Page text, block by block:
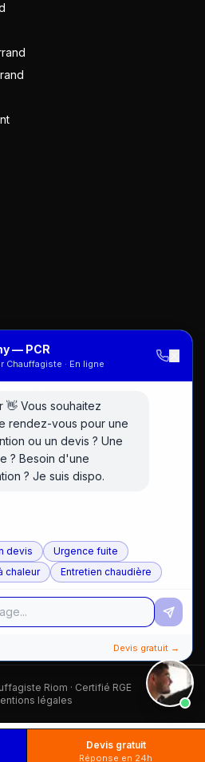
avis)
Riom · Certifié RGE
légales
Devis gratuit
Réponse en 24h
— PCR
Chauffagiste · En ligne
👋 Vous souhaitez
rendez-vous pour une
ou un devis ? Une
? Besoin d'une
? Je suis dispo.
devis
Urgence fuite
chaleur
Entretien chaudière
Devis gratuit →